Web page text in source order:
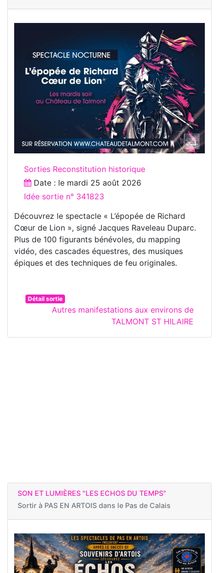
Sorties Reconstitution historique
Date : le mardi 25 août 2026
Idée sortie n° 341823
Découvrez le spectacle « L’épopée de Richard
Cœur de Lion », signé Jacques Raveleau Duparc.
Plus de 100 figurants bénévoles, du mapping
vidéo, des cascades équestres, des musiques
épiques et des techniques de feu originales.
Détail sortie
Autres manifestations aux environs de
TALMONT ST HILAIRE
SON ET LUMIÈRES "LES ECHOS DU TEMPS"
Sortir à PAS EN ARTOIS dans le Pas de Calais